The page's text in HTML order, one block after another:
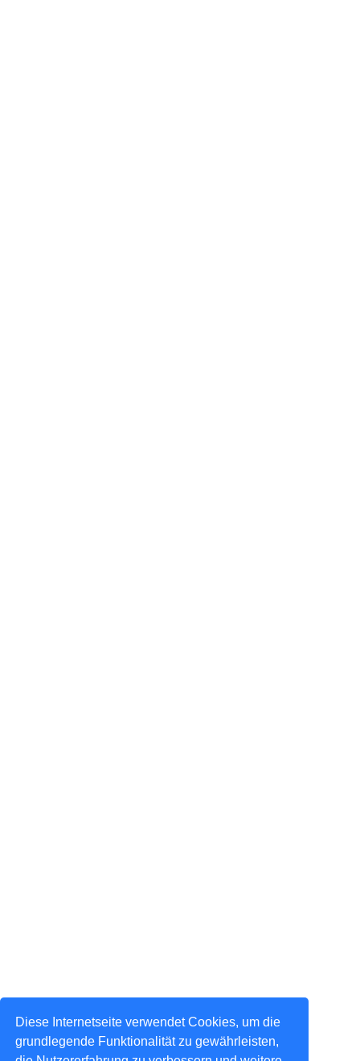
Diese Internetseite verwendet Cookies, um die
grundlegende Funktionalität zu gewährleisten,